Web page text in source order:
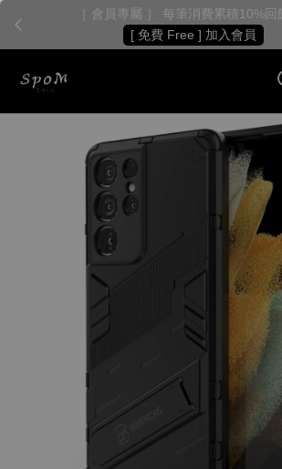
［ 會員專屬 ］ 每筆消費累積10%回
[ 免費 Free ] 加入會員